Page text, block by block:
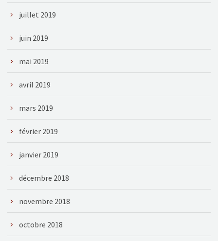
juillet 2019
juin 2019
mai 2019
avril 2019
mars 2019
février 2019
janvier 2019
décembre 2018
novembre 2018
octobre 2018